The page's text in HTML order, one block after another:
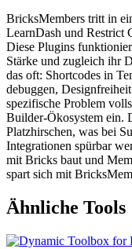
BricksMembers tritt in
LearnDash und Restrict
Diese Plugins
Stärke und zugleich ihr
das oft: Shortcodes in
debuggen,
spezifische Problem
Builder-Ökosystem ein.
Platzhirschen, was bei
Integrationen spürbar
mit Bricks baut und
spart sich mit
Ähnliche Tools